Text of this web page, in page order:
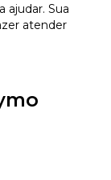
ajudar. Sua
atender